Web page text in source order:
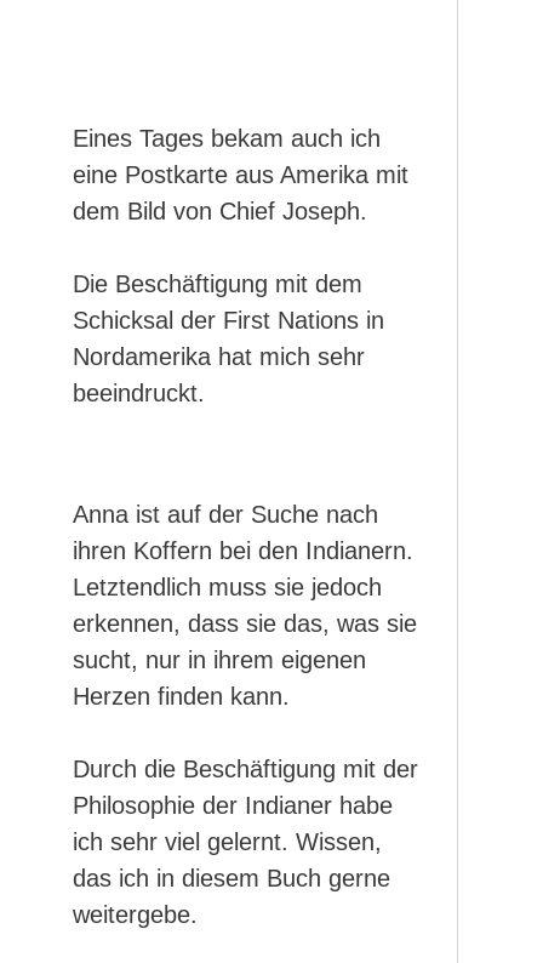
Eines Tages bekam auch ich
eine Postkarte aus Amerika mit
dem Bild von Chief Joseph.
Die Beschäftigung mit dem
Schicksal der First Nations in
Nordamerika hat mich sehr
beeindruckt.
Anna ist auf der Suche nach
ihren Koffern bei den Indianern.
Letztendlich muss sie jedoch
erkennen, dass sie das, was sie
sucht, nur in ihrem eigenen
Herzen finden kann.
Durch die Beschäftigung mit der
Philosophie der Indianer habe
ich sehr viel gelernt. Wissen,
das ich in diesem Buch gerne
weitergebe.